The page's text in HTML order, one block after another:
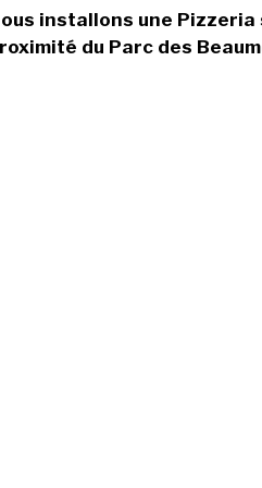
installons une Pizzeria
du Parc des